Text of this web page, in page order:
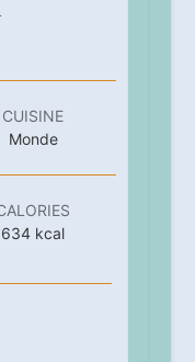
CUISINE
Monde
634 kcal